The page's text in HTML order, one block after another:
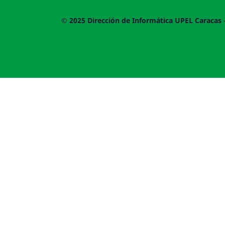
© 2025 Dirección de Informática UPEL Caracas